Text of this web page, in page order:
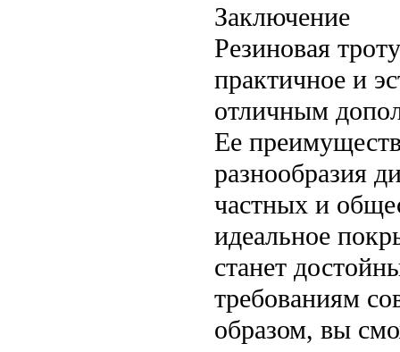
Заключение
Резиновая
практичное и
отличным
Ее
разнообразия
частных и
идеальное
станет
требованиям
образом, вы